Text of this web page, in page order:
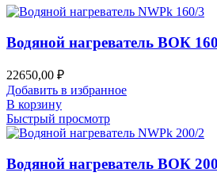
Водяной нагреватель ВОК
22650,00 ₽
Добавить в избранное
В корзину
Быстрый просмотр
Водяной нагреватель ВОК